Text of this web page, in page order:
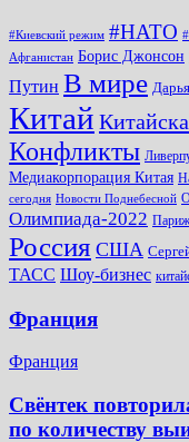
#Киевский режим #НАТО
Афганистан Борис Джонсон
Путин В мире
Китай
Конфликты
Медиакорпорация Китая
сегодня Новости Поднебесной
Олимпиада-2022 Париж
Россия США
ТАСС Шоу-бизнес
Франция
Франция
Свёнтек
по количеству